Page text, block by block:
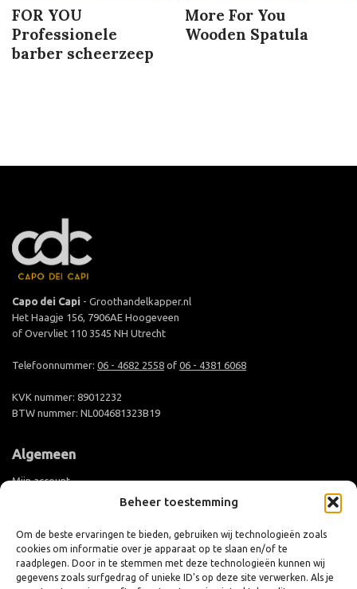
Beheer toestemming
Om de beste ervaringen te bieden, gebruiken wij technologieën zoals
cookies om informatie over je apparaat op te slaan en/of te
raadplegen. Door in te stemmen met deze technologieën kunnen wij
gegevens zoals surfgedrag of unieke ID's op deze site verwerken. Als je
FOR YOU
Professionele
barber scheerzeep
More For You
Wooden Spatula
Capo dei Capi - Groothandelkapper.nl
Het Haagje 156, 7906AE Hoogeveen
of Overvliet 110 3545 NH Utrecht
Telefoonnummer: 06 - 4682 2558 of 06 - 4381 6068
KVK nummer: 89012232
BTW nummer: NL004681323B19
Algemeen
Mijn account
Groothandel aanmelden
Levertijd en verzending
Retouren en ruilen
Algemene voorwaarden